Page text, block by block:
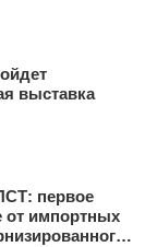
выставка
первое
от импортных